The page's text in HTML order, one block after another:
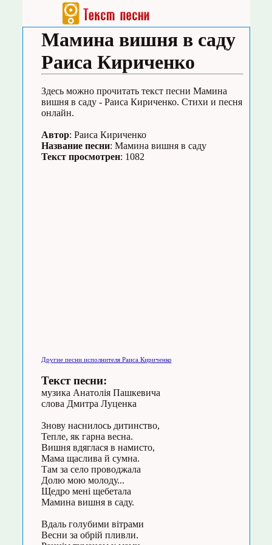
Мамина вишня в саду
Раиса Кириченко
Здесь можно прочитать текст песни Мамина
вишня в саду - Раиса Кириченко. Стихи и песня
онлайн.
Автор: Раиса Кириченко
Название песни: Мамина вишня в саду
Текст просмотрен: 1082
Другие песни исполнителя Раиса Кириченко
Текст песни:
музика Анатолія Пашкевича
слова Дмитра Луценка
Знову наснилось дитинство,
Тепле, як гарна весна.
Вишня вдяглася в намисто,
Мама щаслива й сумна.
Там за село проводжала
Долю мою молоду...
Щедро мені щебетала
Мамина вишня в саду.
Вдаль голубими вітрами
Весни за обрій пливли.